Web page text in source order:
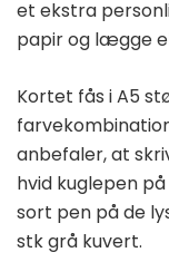
et ekstra
papir og lægge
Kortet fås i A5
anbefaler, at
hvid kuglepen
sort pen på de
stk grå kuvert.